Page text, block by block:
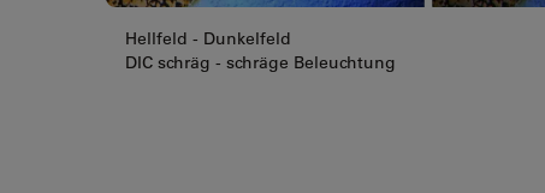
Hellfeld - Dunkelfeld
DIC schräg - schräge Beleuchtung